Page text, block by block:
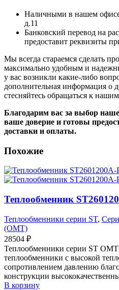
Наличными в нашем офисе
д.11
Банковский перевод на
предоставит реквизиты
Мы всегда стараемся сделать
максимально удобным и
у вас возникли какие-либо
дополнительная информация о
стесняйтесь обращаться к
Благодарим вас за выбор
ваше доверие и готовы
доставки и оплаты.
Похожие
Теплообменник
Теплообменники серии ST,
(OMT)
28504 ₽
Теплообменники серии ST
теплообменники с высокой
сопротивлением давлению
конструкции
В корзину